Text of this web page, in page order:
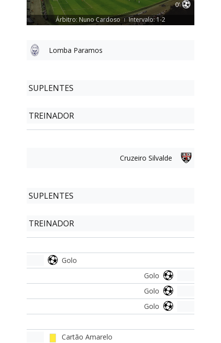
0'
Árbitro: Nuno Cardoso
| Intervalo: 1-2
Lomba Paramos
SUPLENTES
TREINADOR
Cruzeiro Silvalde
SUPLENTES
TREINADOR
Golo
Golo
Golo
Golo
Cartão Amarelo